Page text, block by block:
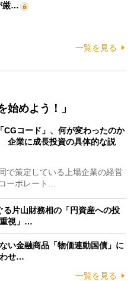
厳…
一覧を見る
始めよう！」
CGコード」、何が変わったのか
企業に成長投資の具体的な説
で策定している上場企業の経営
ーポレート…
る片山財務相の「円資産への投
視」…
い金融商品「物価連動国債」に
せ…
一覧を見る